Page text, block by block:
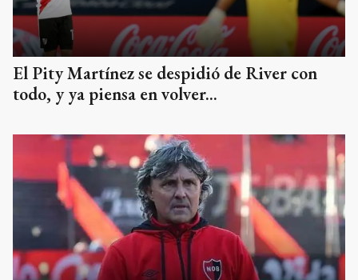
El Pity Martínez se despidió de River con
todo, y ya piensa en volver...